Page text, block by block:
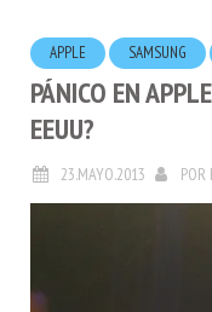
APPLE SAMSUNG
PÁNICO EN
EEUU?